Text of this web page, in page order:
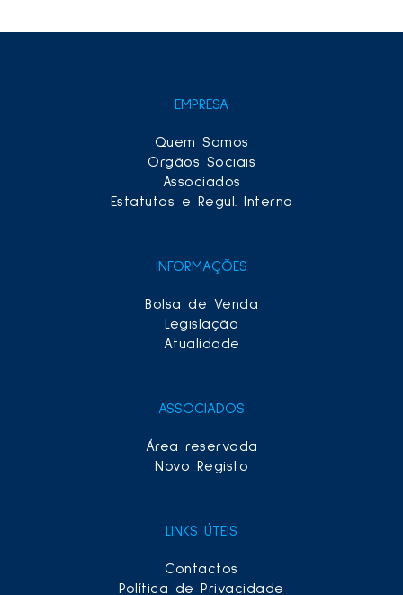
EMPRESA
Quem Somos
Orgãos Sociais
Associados
Estatutos e Regul. Interno
INFORMAÇÕES
Bolsa de Venda
Legislação
Atualidade
ASSOCIADOS
Área reservada
Novo Registo
LINKS ÚTEIS
Contactos
Política de Privacidade